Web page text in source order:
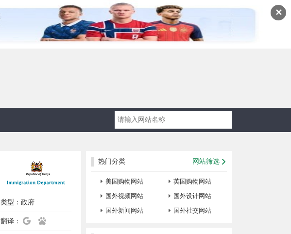
✕
类型： 政府
翻译：
热门分类 网站筛选
美国购物网站
英国购物网站
国外视频网站
国外设计网站
国外新闻网站
国外社交网站